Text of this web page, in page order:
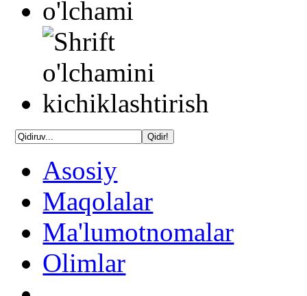
Asosiy
Maqolalar
Ma'lumotnomalar
Olimlar